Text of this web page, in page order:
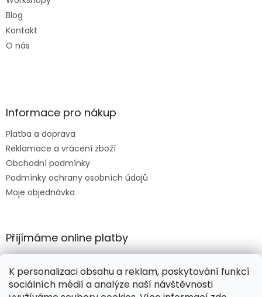
K personalizaci obsahu a reklam, poskytování funkcí
sociálních médií a analýze naší návštěvnosti
Blog
Kontakt
O nás
Informace pro nákup
Platba a doprava
Reklamace a vrácení zboží
Obchodní podmínky
Podmínky ochrany osobních údajů
Moje objednávka
Přijímáme online platby